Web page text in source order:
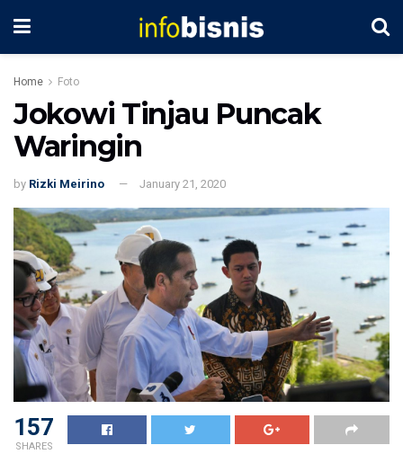
Home Foto
Jokowi Tinjau Puncak
Waringin
by Rizki Meirino January 21, 2020
157
SHARES